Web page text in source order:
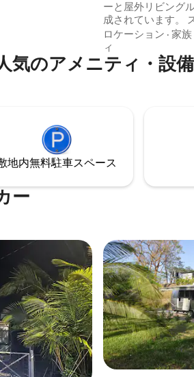
人数グループ向
ーと屋外リビング
成されています。
な家に改装された
ラヤチキータに位
ーチへのアクセス
トランや食料品店があり
ン、Boseスピーカ
えた充実したキッ
ロケーション · 家族
ィ
気のアメニティ・設備
地内無料駐⁠車ス⁠ペ⁠ー⁠ス
ー